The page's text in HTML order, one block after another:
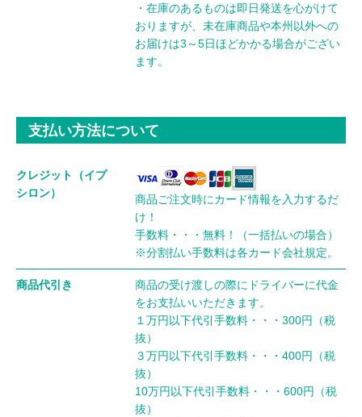
・在庫のあるものは即日発送を心がけて
おりますが、未在庫商品や本州以外への
お届けは3～5日ほどかかる場合がござい
ます。
支払い方法について
クレジット（イプ
シロン）
商品ご注文時にカード情報を入力するだ
け！
手数料・・・無料！（一括払いの場合）
※分割払い手数料は各カード会社規定。
商品代引き
商品の受け渡しの際にドライバーに代金
をお支払いいただきます。
１万円以下代引手数料・・・300円（税
抜）
３万円以下代引手数料・・・400円（税
抜）
10万円以下代引手数料・・・600円（税
抜）